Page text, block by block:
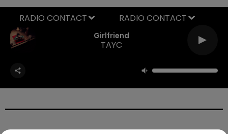
Girlfriend
TAYC
RADIO CONTACT